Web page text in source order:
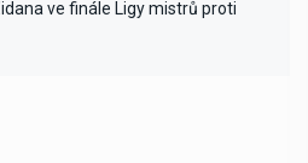
ve finále Ligy mistrů proti